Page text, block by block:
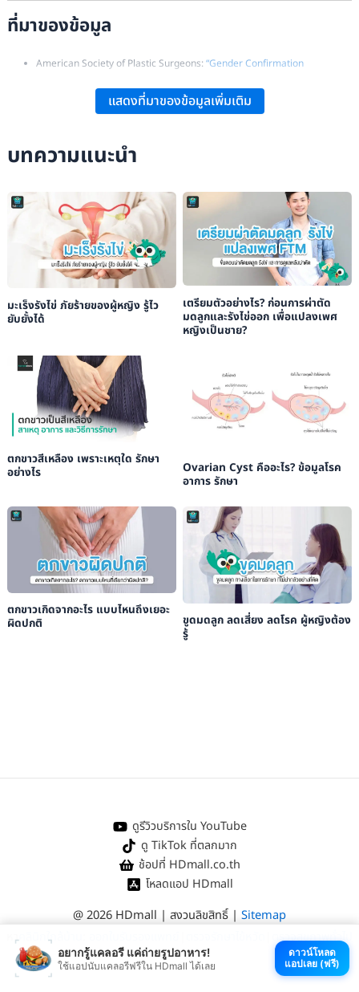
ที่มาของข้อมูล
American Society of Plastic Surgeons: “Gender Confirmation
“Mastectomy in Female-to-Male Transgender Patients:
Poonpismai Suwajo, Pronthep Pungrasmi, et al.:
Sex Reassignment Surgery in Thailand: A Social Perspective”
Surgery)”.
แสดงที่มาของข้อมูลเพิ่มเติม
บทความแนะนำ
มะเร็งรังไข่ ภัยร้ายของผู้หญิง รู้ไว
ยับยั้งได้
เตรียมตัวอย่างไร? ก่อนการผ่าตัด
มดลูกและรังไข่ออก เพื่อแปลงเพศ
หญิงเป็นชาย?
ตกขาวสีเหลือง เพราะเหตุใด รักษา
อย่างไร
Ovarian Cyst คืออะไร? ข้อมูลโรค
อาการ รักษา
ตกขาวเกิดจากอะไร แบบไหนถึงเยอะ
ผิดปกติ
ขูดมดลูก ลดเสี่ยง ลดโรค ผู้หญิงต้อง
รู้
ดูรีวิวบริการใน YouTube
ดู TikTok ที่ตลกมาก
ช้อปที่ HDmall.co.th
โหลดแอป HDmall
@ 2026 HDmall | สงวนลิขสิทธิ์ | Sitemap
หาคลินิกใกล้บ้าน ตรวจสุขภาพทั่วไป
อยากรู้แคลอรี แค่ถ่ายรูปอาหาร!
ใช้แอปนับแคลอรีฟรีใน HDmall ได้เลย
ดาวน์โหลด
แอปเลย (ฟรี)